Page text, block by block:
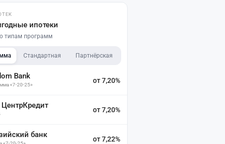
ипотеки
типам программ
Стандартная Партнёрская
Bank
«7-20-25»
от 7,20%
ЦентрКредит от 7,20%
банк от 7,22%